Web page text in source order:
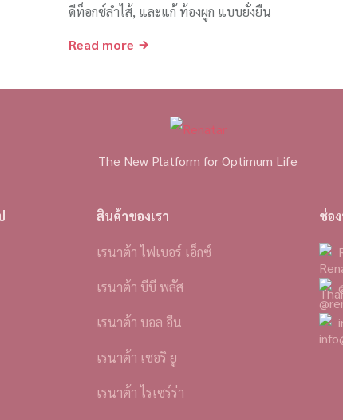
ดีท็อกซ์ลำไส้, และแก้ ท้องผูก แบบยั่งยืน
Read more
The New Platform for Optimum Life
สินค้าของเรา
เรนาต้า ไฟเบอร์ เอ็กซ์
เรนาต้า บีบี พลัส
เรนาต้า บอล อีน
เรนาต้า เชอริ ยู
เรนาต้า ไรเซร์ร่า
ช่อ